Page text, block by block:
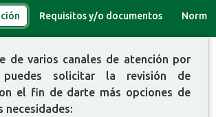
Requisitos y/o documentos
de varios canales de atención por
solicitar la revisión de
el fin de darte más opciones de
necesidades: